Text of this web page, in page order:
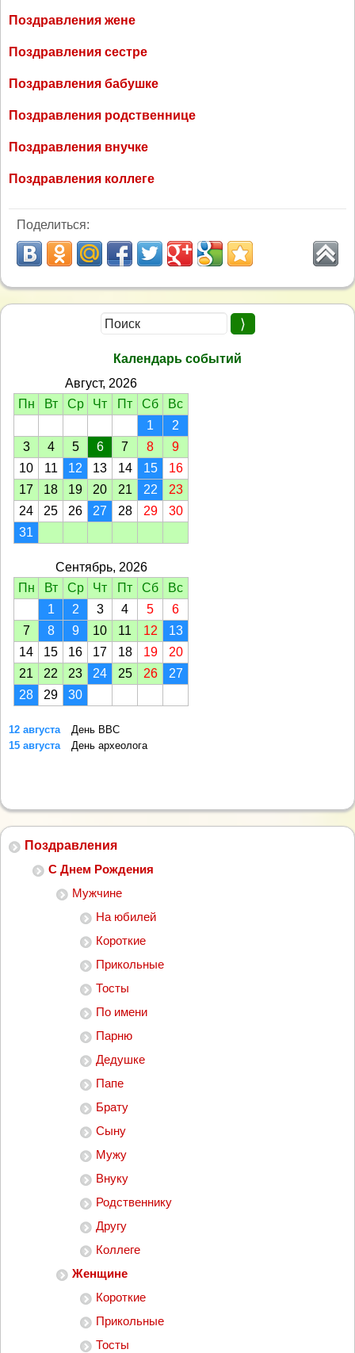
Поздравления
С Днем Рождения
Мужчине
На юбилей
Короткие
Прикольные
Тосты
По имени
Парню
Дедушке
Папе
Брату
Сыну
Мужу
Внуку
Родственнику
Другу
Коллеге
Женщине
Короткие
Прикольные
Тосты
Поздравления жене
Поздравления сестре
Поздравления бабушке
Поздравления родственнице
Поздравления внучке
Поздравления коллеге
Поделиться:
Календарь событий
Август, 2026
Пн
Вт Ср Чт Пт Сб
Вс
1
2
3
4 5 6 7 8
9
10
11 12 13 14 15
16
17
18 19 20 21 22
23
24
25 26 27 28 29
30
31
Сентябрь, 2026
Пн
Вт Ср Чт Пт Сб
Вс
1
2 3 4 5
6
7
8 9 10 11 12
13
14
15 16 17 18 19
20
21
22 23 24 25 26
27
28
29 30
12 августа
День ВВС
15 августа
День археолога